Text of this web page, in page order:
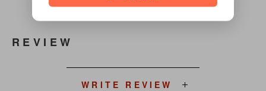
REVIEW
WRITE REVIEW